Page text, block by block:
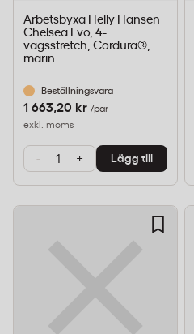
Arbetsbyxa Helly Hansen
Chelsea Evo, 4-
vägsstretch, Cordura®,
marin
Beställningsvara
1 663,20 kr /par
exkl. moms
- + Lägg till